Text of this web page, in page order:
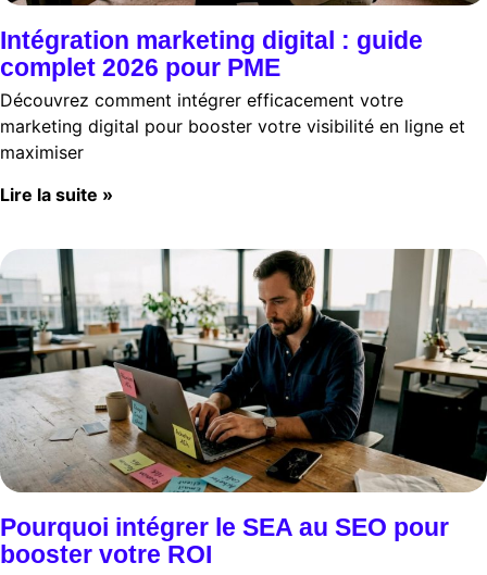
Intégration marketing digital : guide
complet 2026 pour PME
Découvrez comment intégrer efficacement votre
marketing digital pour booster votre visibilité en ligne et
maximiser
Lire la suite »
Pourquoi intégrer le SEA au SEO pour
booster votre ROI